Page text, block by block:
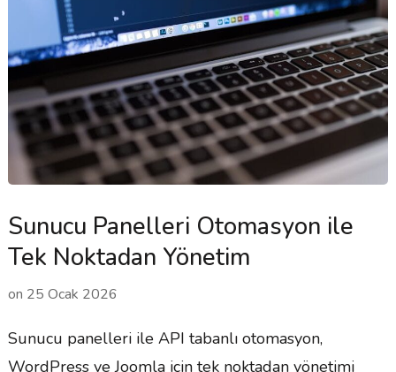
Sunucu Panelleri Otomasyon ile
Tek Noktadan Yönetim
on 25 Ocak 2026
Sunucu panelleri ile API tabanlı otomasyon,
WordPress ve Joomla için tek noktadan yönetimi